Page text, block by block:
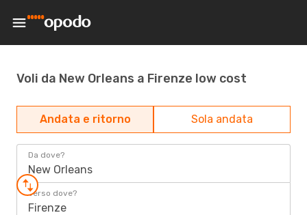
Voli da New Orleans a Firenze low cost
Andata e ritorno Sola andata
Da dove?
New Orleans
Verso dove?
Firenze